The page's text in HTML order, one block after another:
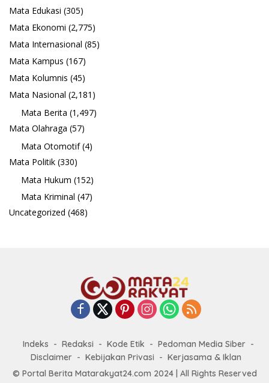
Mata Edukasi (305)
Mata Ekonomi (2,775)
Mata Internasional (85)
Mata Kampus (167)
Mata Kolumnis (45)
Mata Nasional (2,181)
Mata Berita (1,497)
Mata Olahraga (57)
Mata Otomotif(4)
Mata Politik (330)
Mata Hukum (152)
Mata Kriminal (47)
Uncategorized (468)
Indeks Redaksi Kode Etik
Pedoman Media Siber
Disclaimer
Kebijakan Privasi
Kerjasama & Iklan
© Portal Berita Matarakyat24.com 2024 | All Rights Reserved